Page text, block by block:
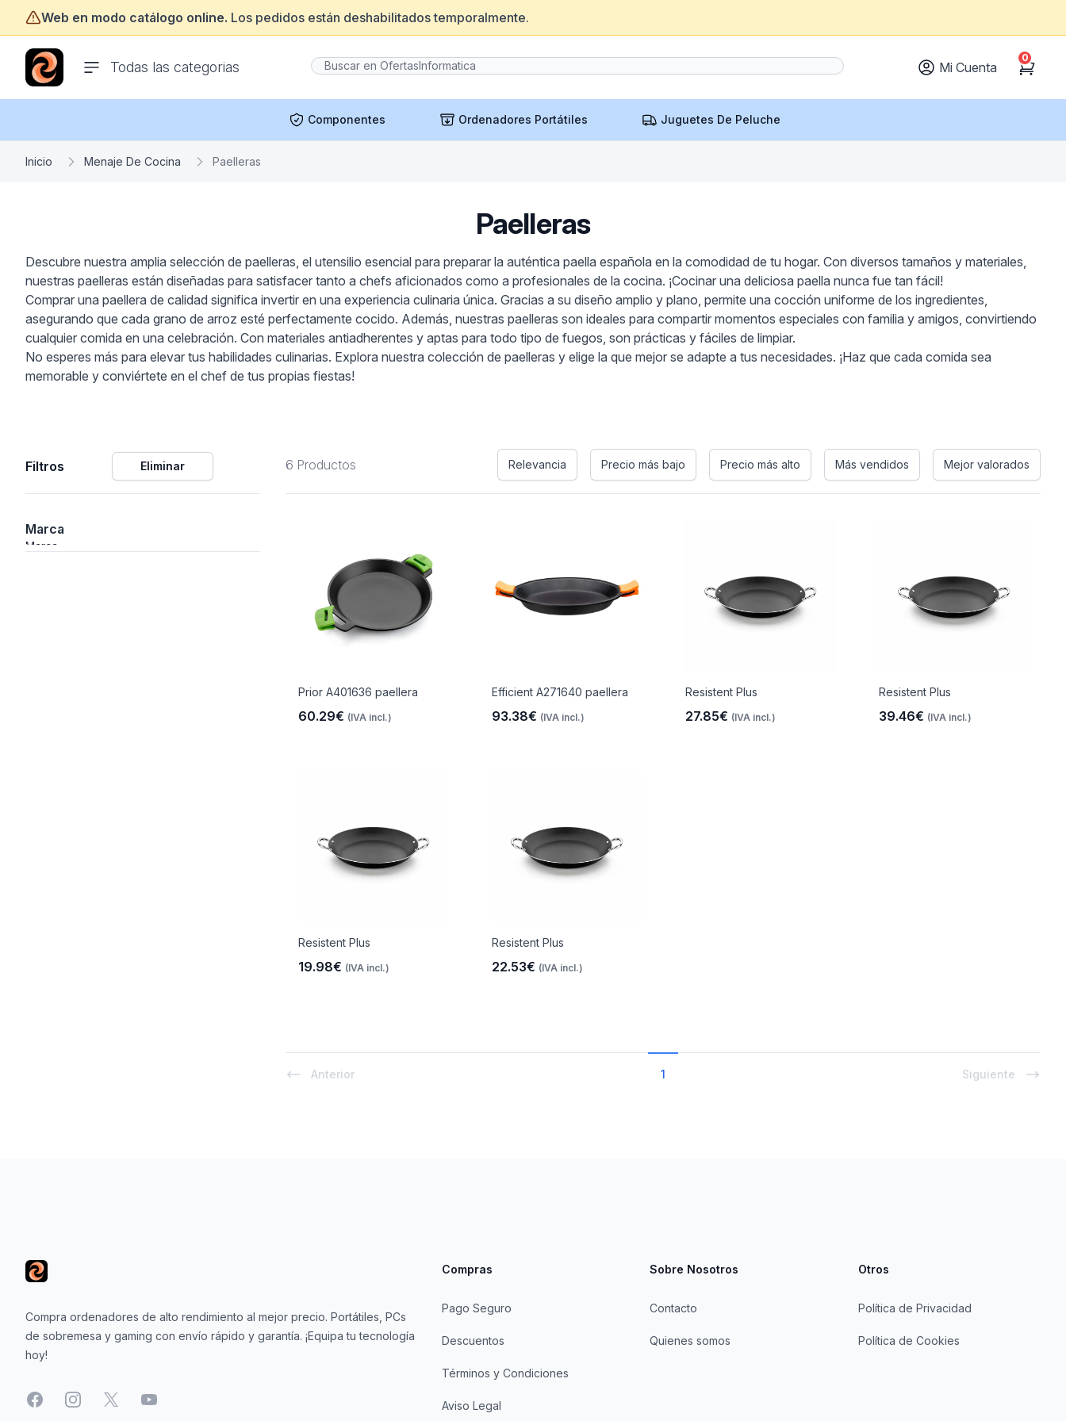
Web en modo catálogo online. Los pedidos están deshabilitados temporalmente.
Todas las categorias
ofertasinformatica.com
Mi Cuenta Cart
0
Componentes Ordenadores Portátiles Juguetes De Peluche
Inicio Menaje De Cocina Paelleras
Paelleras
Descubre nuestra amplia selección de paelleras, el utensilio esencial para preparar la auténtica paella española en la comodidad de tu hogar. Con diversos tamaños y materiales,
nuestras paelleras están diseñadas para satisfacer tanto a chefs aficionados como a profesionales de la cocina. ¡Cocinar una deliciosa paella nunca fue tan fácil!
Comprar una paellera de calidad significa invertir en una experiencia culinaria única. Gracias a su diseño amplio y plano, permite una cocción uniforme de los ingredientes,
asegurando que cada grano de arroz esté perfectamente cocido. Además, nuestras paelleras son ideales para compartir momentos especiales con familia y amigos, convirtiendo
cualquier comida en una celebración. Con materiales antiadherentes y aptas para todo tipo de fuegos, son prácticas y fáciles de limpiar.
No esperes más para elevar tus habilidades culinarias. Explora nuestra colección de paelleras y elige la que mejor se adapte a tus necesidades. ¡Haz que cada comida sea
memorable y conviértete en el chef de tus propias fiestas!
Filtros Eliminar
Marca
Marca
6 Productos Relevancia Precio más bajo Precio más alto Más vendidos Mejor valorados
Prior A401636 paellera
60.29€ (IVA incl.)
Efficient A271640 paellera
93.38€ (IVA incl.)
Resistent Plus
27.85€ (IVA incl.)
Resistent Plus
39.46€ (IVA incl.)
Resistent Plus
19.98€ (IVA incl.)
Resistent Plus
22.53€ (IVA incl.)
Anterior 1 Siguiente
Compra ordenadores de alto rendimiento al mejor precio. Portátiles, PCs
de sobremesa y gaming con envío rápido y garantía. ¡Equipa tu tecnología
hoy!
FacebookInstagram
X YouTube
Compras
Pago Seguro
Descuentos
Términos y Condiciones
Aviso Legal
Sobre Nosotros
Contacto
Quienes somos
Otros
Política de Privacidad
Política de Cookies